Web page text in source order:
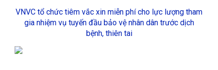
VNVC tổ chức tiêm vắc xin miễn phí cho lực lượng tham
gia nhiệm vụ tuyến đầu bảo vệ nhân dân trước dịch
bệnh, thiên tai